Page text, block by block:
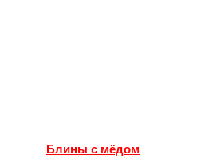
Блины с мёдом